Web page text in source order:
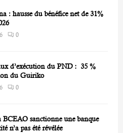
: hausse du bénéfice net de 31%
0
d’exécution du PND : 35 %
du Guiriko
0
sanctionne une banque
n’a pas été révélée